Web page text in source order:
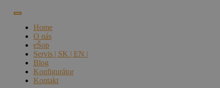
Home
O nás
eŠop
Servis | SK | EN |
Blog
Konfigurátor
Kontakt